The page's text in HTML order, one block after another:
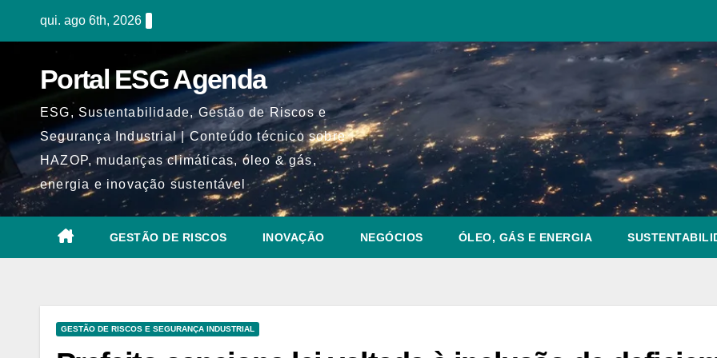
qui. ago 6th, 2026
Portal ESG Agenda
ESG, Sustentabilidade, Gestão de Riscos e
Segurança Industrial | Conteúdo técnico sobre
HAZOP, mudanças climáticas, óleo & gás,
energia e inovação sustentável
GESTÃO DE RISCOS INOVAÇÃO NEGÓCIOS ÓLEO, GÁS E ENERGIA
GESTÃO DE RISCOS E SEGURANÇA INDUSTRIAL